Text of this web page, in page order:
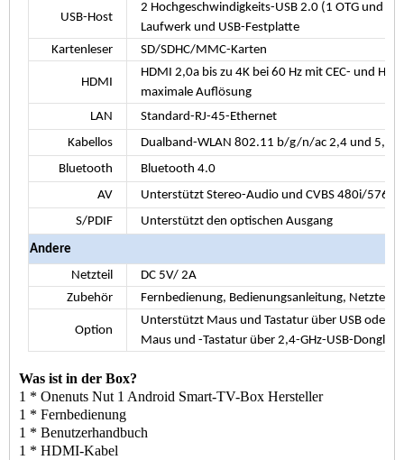
USB-Host
2 Hochgeschwindigkeits-USB 2.0 (1 OTG und 1
Laufwerk und USB-Festplatte
Kartenleser
SD/SDHC/MMC-Karten
HDMI
HDMI 2,0a bis zu 4K bei 60 Hz mit CEC- und
maximale Auflösung
LAN
Standard-RJ-45-Ethernet
Kabellos
Dualband-WLAN 802.11 b/g/n/ac 2,4 und 5,0
Bluetooth
Bluetooth 4.0
AV
Unterstützt Stereo-Audio und CVBS 480i/576i
S/PDIF
Unterstützt den optischen Ausgang
Andere
Netzteil
DC 5V/ 2A
Zubehör
Fernbedienung, Bedienungsanleitung, Netzteil,
Option
Unterstützt Maus und Tastatur über USB oder
Maus und -Tastatur über 2,4-GHz-USB-Dongle
Was ist in der Box?
1 * Onenuts Nut 1 Android Smart-TV-Box Hersteller
1 * Fernbedienung
1 * Benutzerhandbuch
1 * HDMI-Kabel